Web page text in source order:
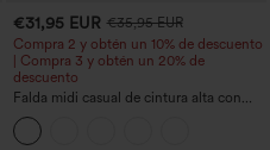
+4
€31,95 EUR €35,95 EUR
Compra 2 y obtén un 10% de descuento
| Compra 3 y obtén un 20% de
descuento
Falda midi casual de cintura alta con
control abdominal, fruncida, bajo curvo,
2 en 1 en forro polar y PU